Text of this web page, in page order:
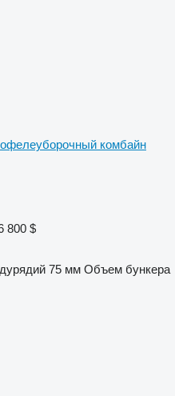
комбайн
800 $
75 мм Объем бункера